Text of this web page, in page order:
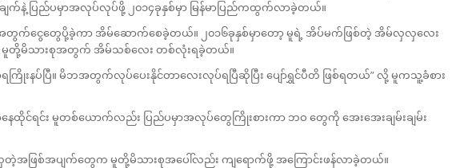
နဲ့ ပြည်ပမှာအလုပ်လုပ်ဖို့ ၂၀၁၄ခုနှစ်မှာ မြန်မာပြည်ကထွက်လာခဲ့တယ်။
အတွက်ငွေတွေပို့ခဲ့ကာ အိမ်ဆောက်စေခဲ့တယ်။ ၂၀၁၆ခုနှစ်မှာတော့ မူရဲ့ အိပ်မက်ဖြစ်တဲ့ အိမ်လှလှလေး
မူတို့မိသားစုအတွက် အိမ်သစ်လေး တစ်လုံးရခဲ့တယ်။
ြိုးနပ်ပြီ။ မိဘအတွက်လုပ်ပေးနိုင်တာလေးလုပ်ရပြီဆိုပြီး ပျော်ရွှင်ပီတိ ဖြစ်ရတယ်” လို့ မူကသူ့ခံစား
နေထိုင်ရင်း မူတစ်ယောက်လည်း ပြည်ပမှာအလုပ်တွေကြိုးစားကာ ဘဝ တွေကို အေးအေးချမ်းချမ်း
ါးလှတဲ့အဖြစ်အပျက်တွေက မူတို့မိသားစုအပေါ်လည်း ကျရောက်ဖို့ အကြောင်းဖန်လာခဲ့တယ်။